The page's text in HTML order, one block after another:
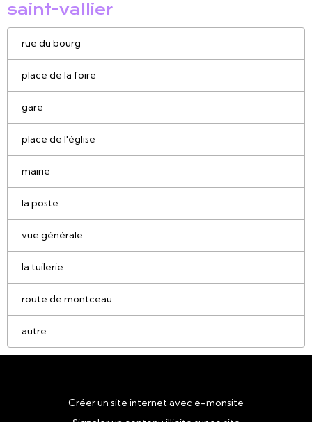
saint-vallier
rue du bourg
place de la foire
gare
place de l'église
mairie
la poste
vue générale
la tuilerie
route de montceau
autre
Créer un site internet avec e-monsite